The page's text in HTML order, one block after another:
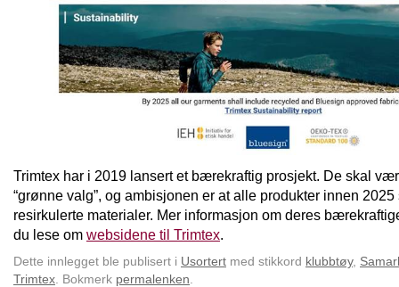
Trimtex har i 2019 lansert et bærekraftig prosjekt. De skal
“grønne valg”, og ambisjonen er at alle produkter innen
resirkulerte materialer. Mer informasjon om deres
du lese om websidene til Trimtex
Dette innlegget ble publisert i Usortert med stikkord klubbtøy,
Trimtex . Bokmerk permalenken